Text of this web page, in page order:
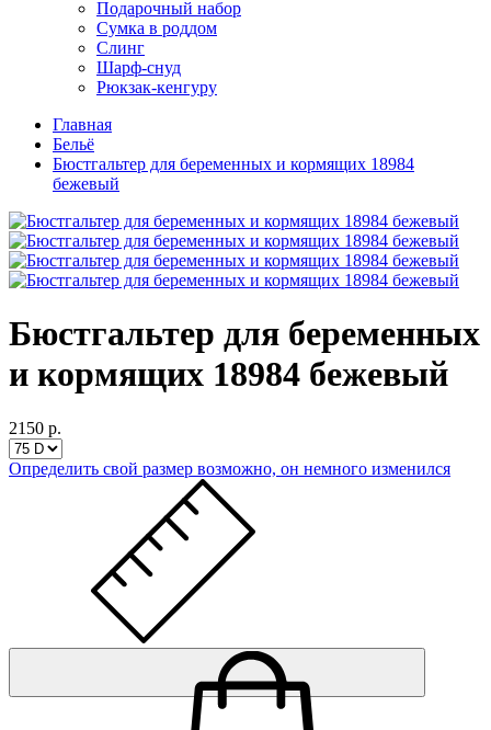
Подарочный набор
Сумка в роддом
Слинг
Шарф-снуд
Рюкзак-кенгуру
Главная
Бельё
Бюстгальтер для беременных и кормящих 18984
бежевый
Бюстгальтер для беременных
и кормящих 18984 бежевый
2150 р.
Определить свой размер возможно, он немного изменился